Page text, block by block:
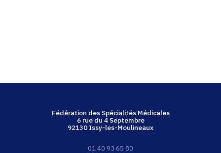
Fédération des Spécialités Médicales
6 rue du 4 Septembre
92130 Issy-les-Moulineaux
01 40 93 65 80